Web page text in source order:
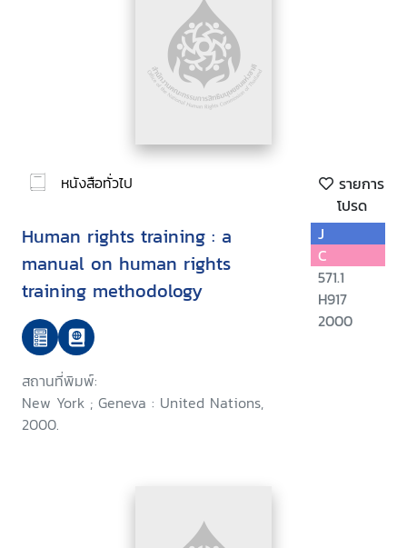
หนังสือทั่วไป
รายการ
โปรด
Human rights training : a
manual on human rights
training methodology
สถานที่พิมพ์:
New York ; Geneva : United Nations,
2000.
J
C
571.1
H917
2000